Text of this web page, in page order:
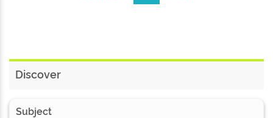
Discover
Subject